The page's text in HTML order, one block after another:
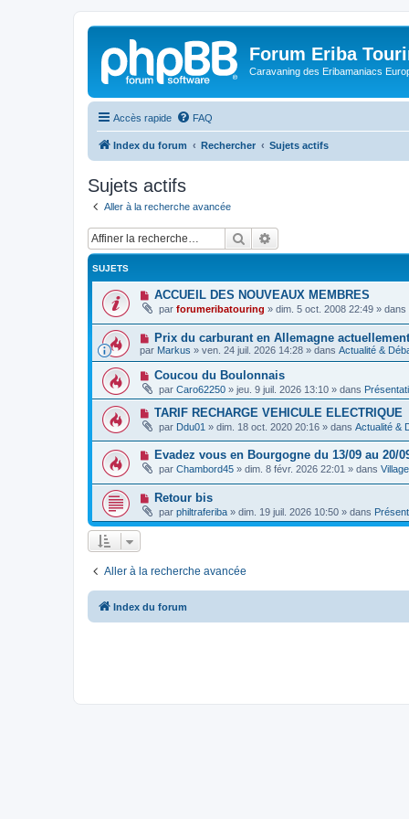
Forum Eriba
Caravaning des Eribamaniacs
Accès rapide FAQ
Index du forum Rechercher Sujets actifs
Sujets actifs
Aller à la recherche avancée
Rechercher
SUJETS
N
u
v
e
a
m
e
s
s
a
g
e
ACCUEIL DES NOUVEAUX MEMBRES
par forumeribatouring » dim. 5 oct. 2008 22:49 » dans
N
o
u
e
a
u
m
e
s
s
g
Prix ​​du carburant en Allemagne actuellement
par Markus » ven. 24 juil. 2026 14:28 » dans Actualité &
N
u
v
a
u
m
e
s
s
a
g
e
Coucou du Boulonnais
par Caro62250 » jeu. 9 juil. 2026 13:10 » dans
N
u
v
a
u
m
s
s
TARIF RECHARGE VEHICULE ELECTRIQUE
par Ddu01 » dim. 18 oct. 2020 20:16 » dans Actualité &
N
u
v
a
u
m
a
Evadez vous en Bourgogne du 13/09 au 20/
par Chambord45 » dim. 8 févr. 2026 22:01 » dans
N
u
v
m
s
s
Retour bis
par philtraferiba » dim. 19 juil. 2026 10:50 » dans
Aller à la recherche avancée
Index du forum